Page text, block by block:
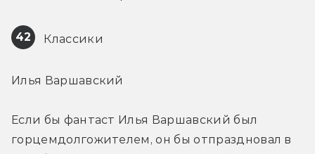
42 Классики
Илья Варшавский
Если бы фантаст Илья Варшавский был
горцемдолгожителем, он бы отпраздновал в